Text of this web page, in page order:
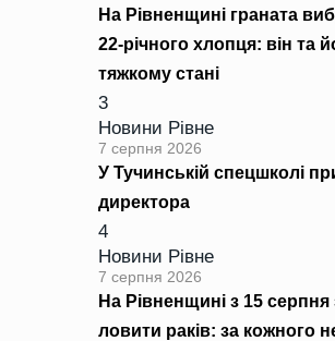
На Рівненщині граната
22-річного хлопця: він та
тяжкому стані
3
Новини Рівне
7 серпня 2026
У Тучинській спецшколі
директора
4
Новини Рівне
7 серпня 2026
На Рівненщині з 15
ловити раків: за кожного